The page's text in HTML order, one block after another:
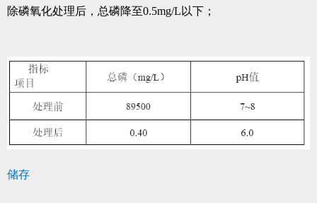
除磷氧化处理后，总磷降至0.5mg/L以下；
储存